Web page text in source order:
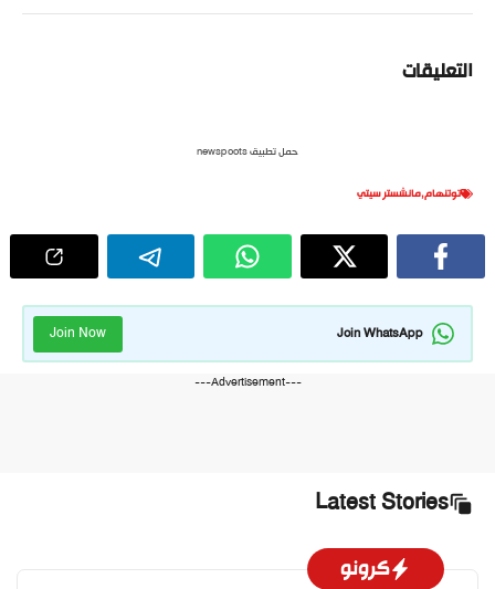
التعليقات
حمل تطبيق newspoots
توتنهام,مانشستر سيتي
Join WhatsApp
Join Now
---Advertisement---
Latest Stories
كرونو